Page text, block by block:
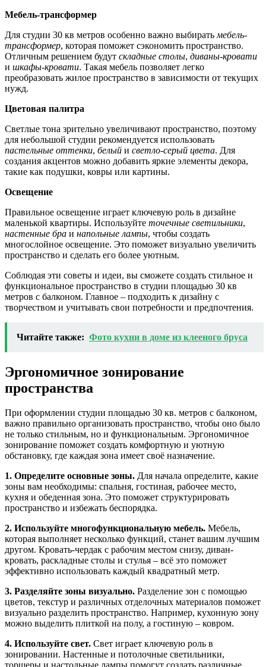
Мебель-трансформер
Для студии 30 кв метров особенно важно выбирать мебель-
трансформер, которая поможет сэкономить пространство.
Отличным решением будут складные столы, диваны-кровати
и шкафы-кровати. Такая мебель позволяет легко
преобразовать жилое пространство в зависимости от текущих
нужд.
Цветовая палитра
Светлые тона зрительно увеличивают пространство, поэтому
для небольшой студии рекомендуется использовать
пастельные оттенки, белый и светло-серый цвета. Для
создания акцентов можно добавить яркие элементы декора,
такие как подушки, ковры или картины.
Освещение
Правильное освещение играет ключевую роль в дизайне
маленькой квартиры. Используйте точечные светильники,
настенные бра и напольные лампы, чтобы создать
многослойное освещение. Это поможет визуально увеличить
пространство и сделать его более уютным.
Соблюдая эти советы и идеи, вы сможете создать стильное и
функциональное пространство в студии площадью 30 кв
метров с балконом. Главное – подходить к дизайну с
творчеством и учитывать свои потребности и предпочтения.
Читайте также: Фото кухни в доме из клееного бруса
Эргономичное зонирование
пространства
При оформлении студии площадью 30 кв. метров с балконом,
важно правильно организовать пространство, чтобы оно было
не только стильным, но и функциональным. Эргономичное
зонирование поможет создать комфортную и уютную
обстановку, где каждая зона имеет своё назначение.
1. Определите основные зоны. Для начала определите, какие
зоны вам необходимы: спальня, гостиная, рабочее место,
кухня и обеденная зона. Это поможет структурировать
пространство и избежать беспорядка.
2. Используйте многофункциональную мебель. Мебель,
которая выполняет несколько функций, станет вашим лучшим
другом. Кровать-чердак с рабочим местом снизу, диван-
кровать, раскладные столы и стулья – всё это поможет
эффективно использовать каждый квадратный метр.
3. Разделяйте зоны визуально. Разделение зон с помощью
цветов, текстур и различных отделочных материалов поможет
визуально разделить пространство. Например, кухонную зону
можно выделить плиткой на полу, а гостиную – ковром.
4. Используйте свет. Свет играет ключевую роль в
зонировании. Настенные и потолочные светильники,